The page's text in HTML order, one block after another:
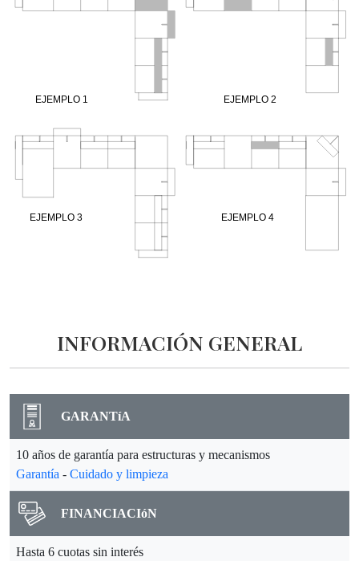
INFORMACIÓN GENERAL
GARANTíA
10 años de garantía para estructuras y mecanismos
Garantía - Cuidado y limpieza
FINANCIACIóN
Hasta 6 cuotas sin interés